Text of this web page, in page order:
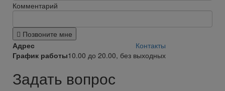
Комментарий
Позвоните мне
Адрес
Контакты
График работы10.00 до 20.00, без выходных
Задать вопрос